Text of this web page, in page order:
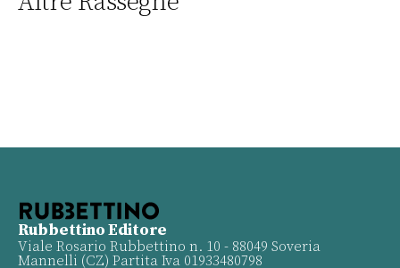
Rubbettino Editore
Viale Rosario Rubbettino n. 10 - 88049 Soveria
Mannelli (CZ) Partita Iva 01933480798